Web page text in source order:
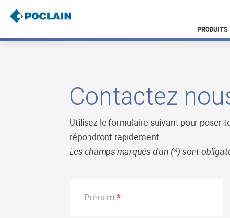
contenu
PRODUITS
Contactez
Utilisez le formulaire suivant pour poser
répondront rapidement.
Les champs marqués d'un (*) sont
Prénom